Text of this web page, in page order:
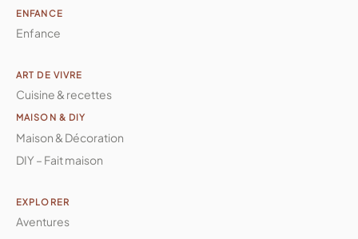
ENFANCE
Enfance
ART DE VIVRE
Cuisine & recettes
MAISON & DIY
Maison & Décoration
DIY – Fait maison
EXPLORER
Aventures